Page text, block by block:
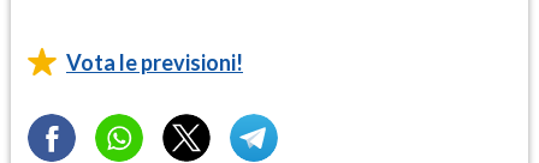
Vota le previsioni!